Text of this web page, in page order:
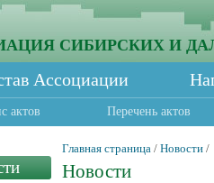
СИБИРСКИХ И
Ассоциации
актов Перечень актов
Главная страница / Новости /
Новости